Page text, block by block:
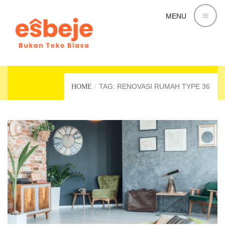
MENU
HOME TAG: RENOVASI RUMAH TYPE 36